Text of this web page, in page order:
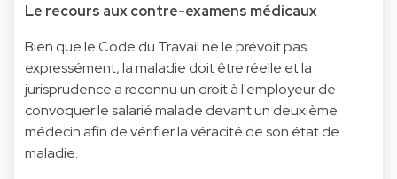
Le recours aux contre-examens médicaux
Bien que le Code du Travail ne le prévoit pas
expressément, la maladie doit être réelle et la
jurisprudence a reconnu un droit à l'employeur de
convoquer le salarié malade devant un deuxième
médecin afin de vérifier la véracité de son état de
maladie.